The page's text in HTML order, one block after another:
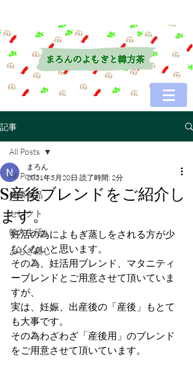
記事
All Posts
健康食品
セレクト
韓方生活
よもぎ蒸し
All Posts
S産後ブレンドをご紹介し
ます。
まろん
2021年5月20日 読了時間: 2分
妊活の為によもぎ蒸しをされる方が少
なくないと思います。
その為、妊活用ブレンド、マタニティ
ーブレンドとご用意させて頂いていま
すが、
実は、妊娠、出産後の「産後」もとて
も大事です。
その為わざわざ「産後用」のブレンド
をご用意させて頂いています。